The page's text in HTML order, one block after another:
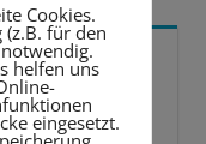
Cookies.
(z.B. für den
helfen uns
eingesetzt.